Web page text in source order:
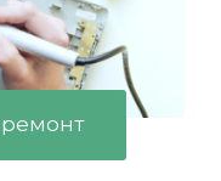
ремонт